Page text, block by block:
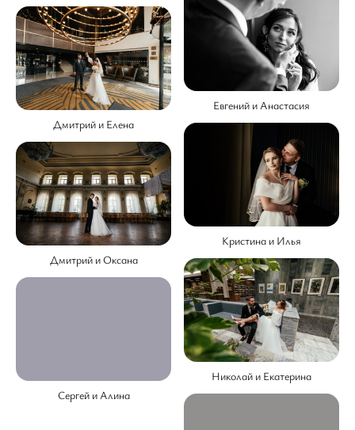
Евгений и Анастасия
Дмитрий и Елена
Кристина и Илья
Дмитрий и Оксана
Николай и Екатерина
Сергей и Алина